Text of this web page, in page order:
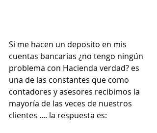
Si me hacen un deposito en mis
cuentas bancarias ¿no tengo ningún
problema con Hacienda verdad? es
una de las constantes que como
contadores y asesores recibimos la
mayoría de las veces de nuestros
clientes .... la respuesta es: